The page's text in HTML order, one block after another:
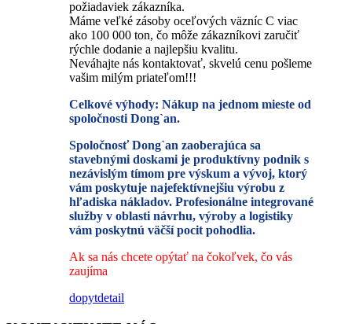
požiadaviek zákazníka.
Máme veľké zásoby oceľových väzníc C viac
ako 100 000 ton, čo môže zákazníkovi zaručiť
rýchle dodanie a najlepšiu kvalitu.
Neváhajte nás kontaktovať, skvelú cenu pošleme
vašim milým priateľom!!!
Celkové výhody: Nákup na jednom mieste od
spoločnosti Dong`an.
Spoločnosť Dong`an zaoberajúca sa
stavebnými doskami je produktívny podnik s
nezávislým tímom pre výskum a vývoj, ktorý
vám poskytuje najefektívnejšiu výrobu z
hľadiska nákladov. Profesionálne integrované
služby v oblasti návrhu, výroby a logistiky
vám poskytnú väčší pocit pohodlia.
Ak sa nás chcete opýtať na čokoľvek, čo vás
zaujíma
dopytdetail